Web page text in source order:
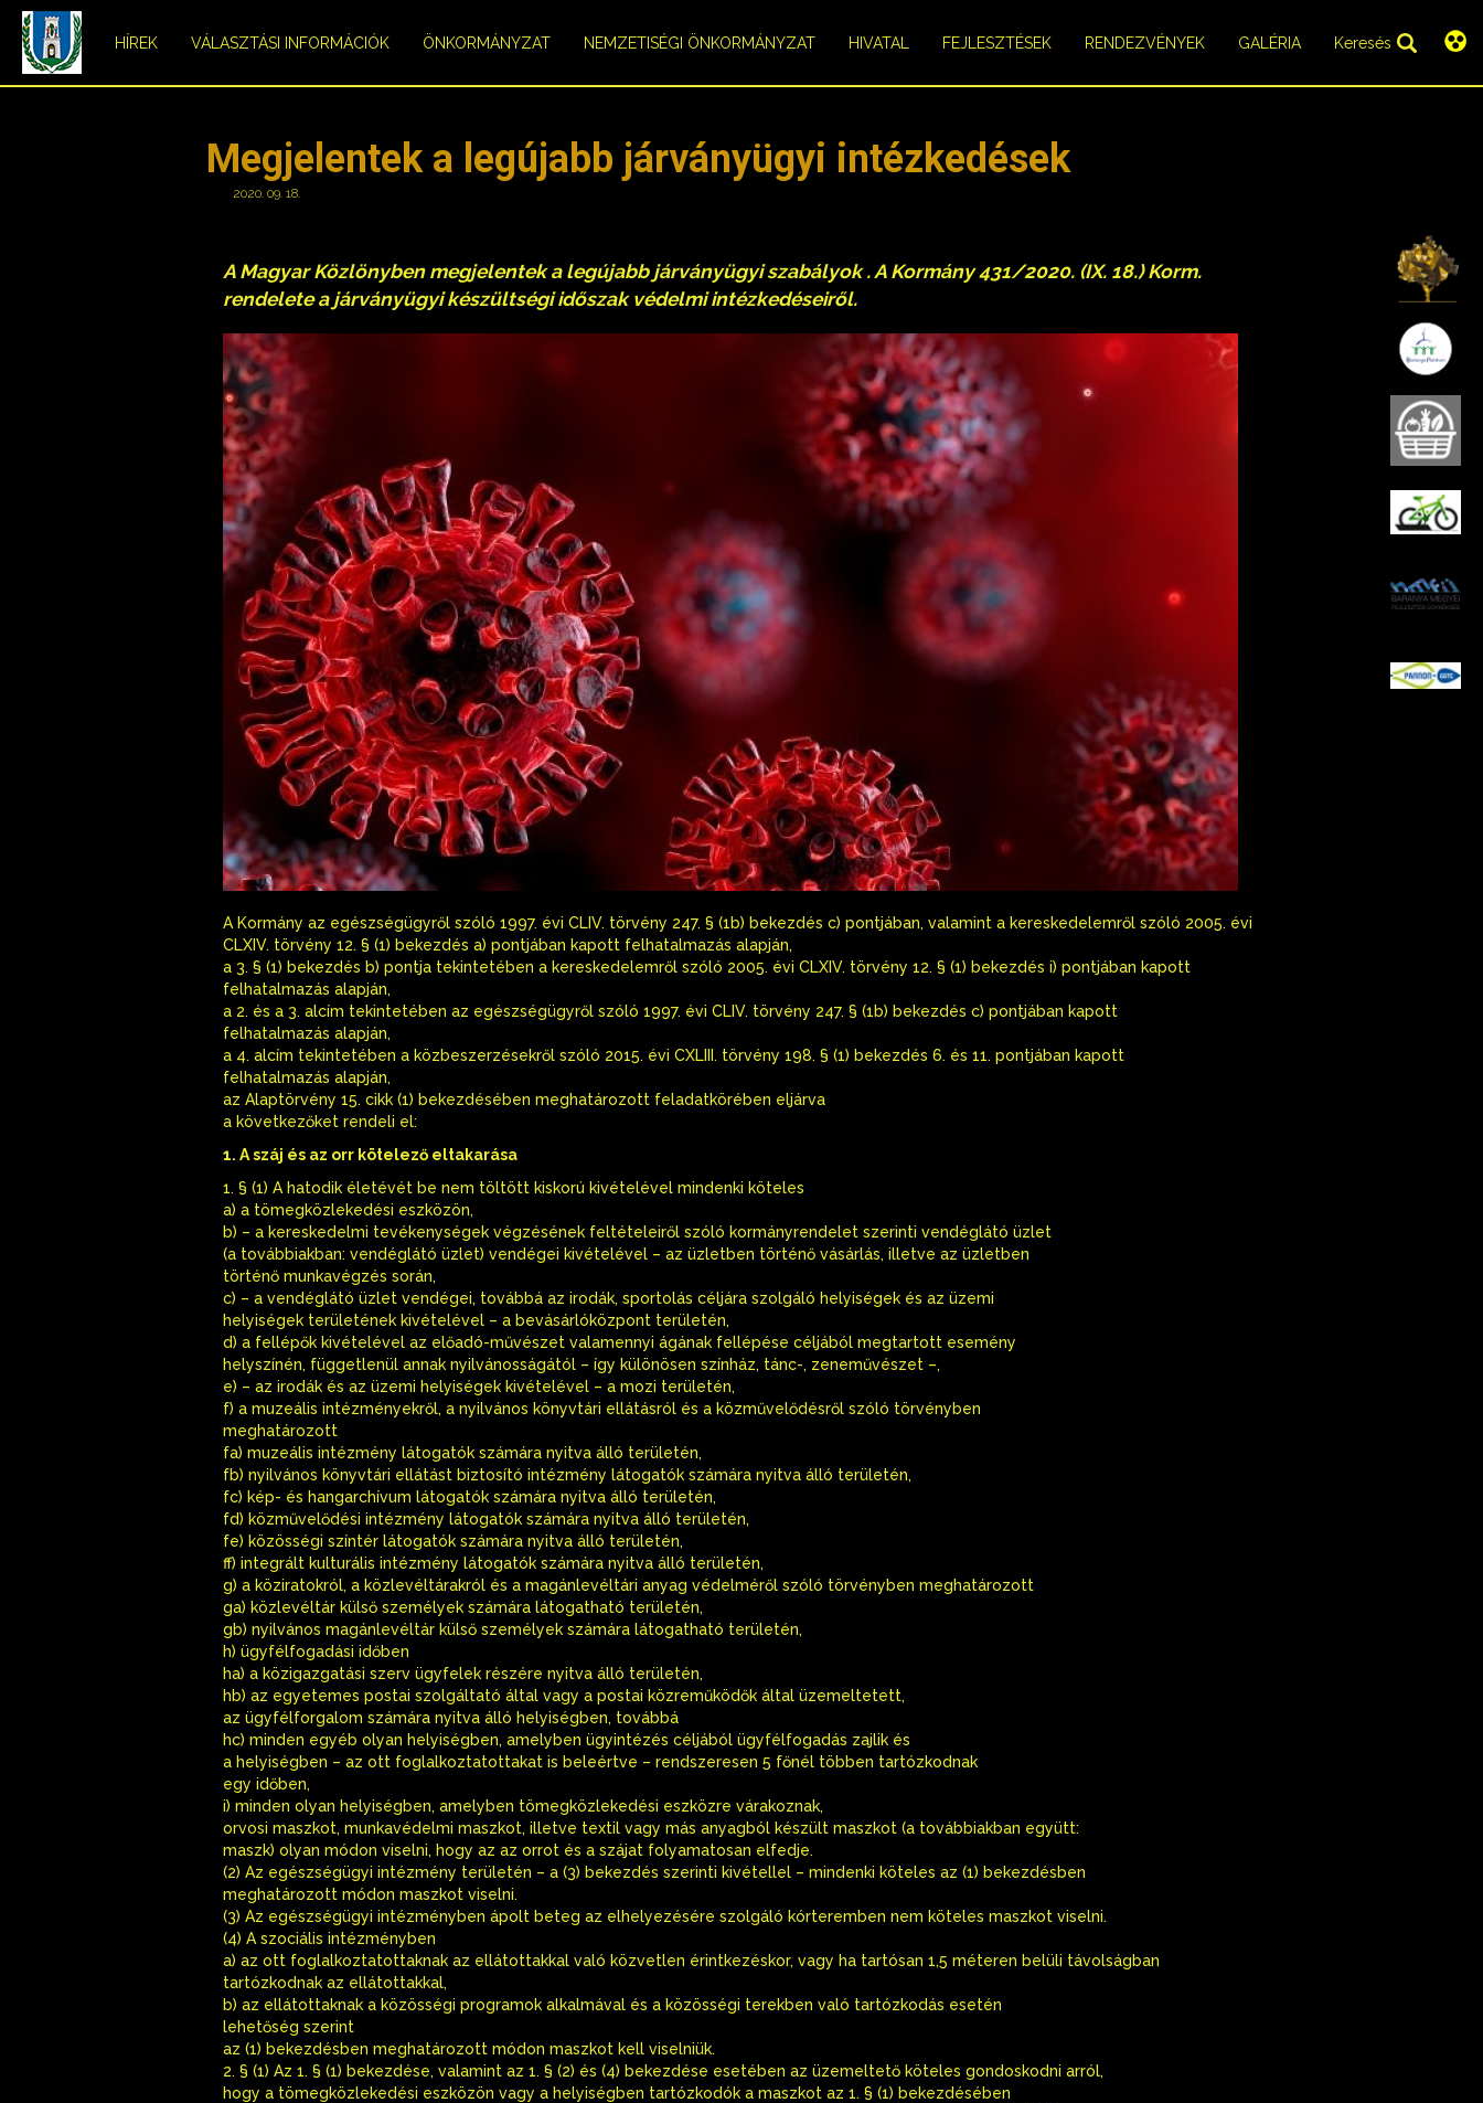
HÍREK VÁLASZTÁSI INFORMÁCIÓK ÖNKORMÁNYZAT NEMZETISÉGI ÖNKORMÁNYZAT HIVATAL FEJLESZTÉSEK RENDEZVÉNYEK GALÉRIA Keresés
Megjelentek a legújabb járványügyi intézkedések
2020. 09. 18.
A Magyar Közlönyben megjelentek a legújabb járványügyi szabályok . A Kormány 431/2020. (IX. 18.) Korm.
rendelete a járványügyi készültségi időszak védelmi intézkedéseiről.
A Kormány az egészségügyről szóló 1997. évi CLIV. törvény 247. § (1b) bekezdés c) pontjában, valamint a kereskedelemről szóló 2005. évi
CLXIV. törvény 12. § (1) bekezdés a) pontjában kapott felhatalmazás alapján,
a 3. § (1) bekezdés b) pontja tekintetében a kereskedelemről szóló 2005. évi CLXIV. törvény 12. § (1) bekezdés i) pontjában kapott
felhatalmazás alapján,
a 2. és a 3. alcím tekintetében az egészségügyről szóló 1997. évi CLIV. törvény 247. § (1b) bekezdés c) pontjában kapott
felhatalmazás alapján,
a 4. alcím tekintetében a közbeszerzésekről szóló 2015. évi CXLIII. törvény 198. § (1) bekezdés 6. és 11. pontjában kapott
felhatalmazás alapján,
az Alaptörvény 15. cikk (1) bekezdésében meghatározott feladatkörében eljárva
a következőket rendeli el:
1. A száj és az orr kötelező eltakarása
1. § (1) A hatodik életévét be nem töltött kiskorú kivételével mindenki köteles
a) a tömegközlekedési eszközön,
b) – a kereskedelmi tevékenységek végzésének feltételeiről szóló kormányrendelet szerinti vendéglátó üzlet
(a továbbiakban: vendéglátó üzlet) vendégei kivételével – az üzletben történő vásárlás, illetve az üzletben
történő munkavégzés során,
c) – a vendéglátó üzlet vendégei, továbbá az irodák, sportolás céljára szolgáló helyiségek és az üzemi
helyiségek területének kivételével – a bevásárlóközpont területén,
d) a fellépők kivételével az előadó-művészet valamennyi ágának fellépése céljából megtartott esemény
helyszínén, függetlenül annak nyilvánosságától – így különösen színház, tánc-, zeneművészet –,
e) – az irodák és az üzemi helyiségek kivételével – a mozi területén,
f) a muzeális intézményekről, a nyilvános könyvtári ellátásról és a közművelődésről szóló törvényben
meghatározott
fa) muzeális intézmény látogatók számára nyitva álló területén,
fb) nyilvános könyvtári ellátást biztosító intézmény látogatók számára nyitva álló területén,
fc) kép- és hangarchívum látogatók számára nyitva álló területén,
fd) közművelődési intézmény látogatók számára nyitva álló területén,
fe) közösségi színtér látogatók számára nyitva álló területén,
ff) integrált kulturális intézmény látogatók számára nyitva álló területén,
g) a köziratokról, a közlevéltárakról és a magánlevéltári anyag védelméről szóló törvényben meghatározott
ga) közlevéltár külső személyek számára látogatható területén,
gb) nyilvános magánlevéltár külső személyek számára látogatható területén,
h) ügyfélfogadási időben
ha) a közigazgatási szerv ügyfelek részére nyitva álló területén,
hb) az egyetemes postai szolgáltató által vagy a postai közreműködők által üzemeltetett,
az ügyfélforgalom számára nyitva álló helyiségben, továbbá
hc) minden egyéb olyan helyiségben, amelyben ügyintézés céljából ügyfélfogadás zajlik és
a helyiségben – az ott foglalkoztatottakat is beleértve – rendszeresen 5 főnél többen tartózkodnak
egy időben,
i) minden olyan helyiségben, amelyben tömegközlekedési eszközre várakoznak,
orvosi maszkot, munkavédelmi maszkot, illetve textil vagy más anyagból készült maszkot (a továbbiakban együtt:
maszk) olyan módon viselni, hogy az az orrot és a szájat folyamatosan elfedje.
(2) Az egészségügyi intézmény területén – a (3) bekezdés szerinti kivétellel – mindenki köteles az (1) bekezdésben
meghatározott módon maszkot viselni.
(3) Az egészségügyi intézményben ápolt beteg az elhelyezésére szolgáló kórteremben nem köteles maszkot viselni.
(4) A szociális intézményben
a) az ott foglalkoztatottaknak az ellátottakkal való közvetlen érintkezéskor, vagy ha tartósan 1,5 méteren belüli távolságban
tartózkodnak az ellátottakkal,
b) az ellátottaknak a közösségi programok alkalmával és a közösségi terekben való tartózkodás esetén
lehetőség szerint
az (1) bekezdésben meghatározott módon maszkot kell viselniük.
2. § (1) Az 1. § (1) bekezdése, valamint az 1. § (2) és (4) bekezdése esetében az üzemeltető köteles gondoskodni arról,
hogy a tömegközlekedési eszközön vagy a helyiségben tartózkodók a maszkot az 1. § (1) bekezdésében